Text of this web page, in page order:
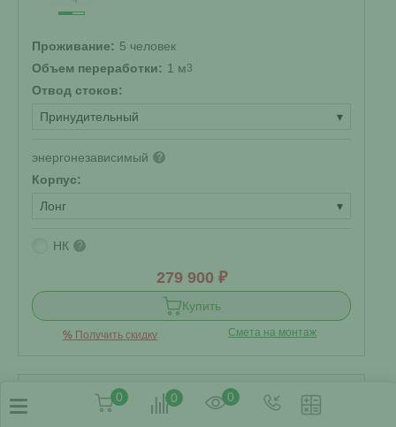
Проживание: 5 человек
Объем переработки: 1 м3
Отвод стоков:
Принудительный
▾
энергонезависимый ?
Корпус:
Лонг
▾
НК ?
279 900 ₽
Купить
% Получить скидку Смета на монтаж
Септик Kolo Vesi 10
0 0 0